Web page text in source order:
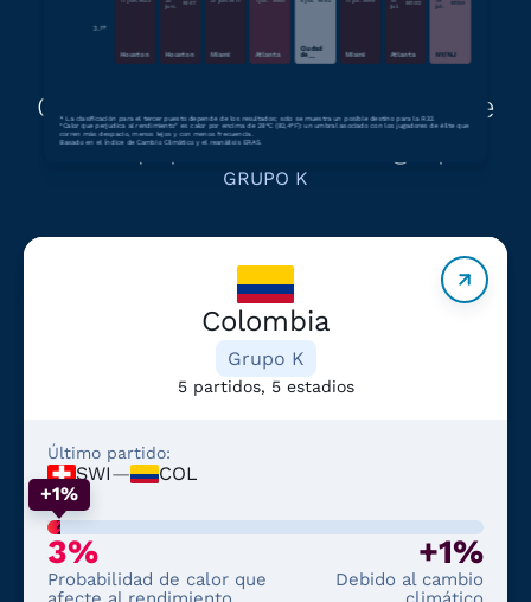
3.º*
Houston
jun.
M 47
Houston Miami Atlanta
Ciudad
de Miami
jul.
M102
Atlanta
jul.
M104
NY/NJ
*La clasificación para el tercer puesto depende de los resultados; solo se muestra un posible destino para la R32.
“Calor que perjudica al rendimiento” es calor por encima de 28°C (82,4°F): un umbral asociado con los jugadores de élite que
corren más despacio, menos lejos y con menos frecuencia.
Basado en el Índice de Cambio Climático y el reanálisis ERA5.
Obtener más información sobre
los equipos del mismo grupo
GRUPO K
Colombia
Grupo K
5 partidos, 5 estadios
Último partido:
SWI—
COL
+1%
3%
Probabilidad de calor que
+1%
Debido al cambio